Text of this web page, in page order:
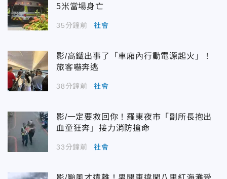
5米當場身亡
35分鐘前 社會
影/高鐵出事了「車廂內行動電源起火」！
旅客嚇奔逃
38分鐘前 社會
影/一定要救回你！羅東夜市「副所長抱出
血童狂奔」接力消防搶命
33分鐘前 社會